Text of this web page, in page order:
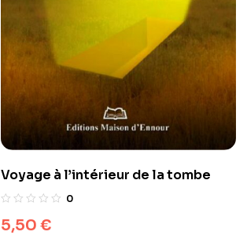
Voyage à l’intérieur de la tombe
0
5,50 €